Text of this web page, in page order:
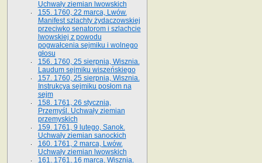
Uchwały ziemian lwowskich
155. 1760, 22 marca, Lwów.
Manifest szlachty żydaczowskiej
przeciwko senatorom i szlachcie
lwowskiej z po­wodu
pogwałcenia sejmiku i wolnego
głosu
156. 1760, 25 sierpnia, Wisznia.
Laudum sejmiku wiszeńskiego
157. 1760, 25 sierpnia, Wisznia.
Instrukcya sejmiku posłom na
sejm
158. 1761, 26 stycznia,
Przemyśl. Uchwały ziemian
przemyskich
159. 1761, 9 lutego, Sanok.
Uchwały ziemian sanockich
160. 1761, 2 marca, Lwów.
Uchwały ziemian lwowskich
161. 1761, 16 marca, Wisznia.